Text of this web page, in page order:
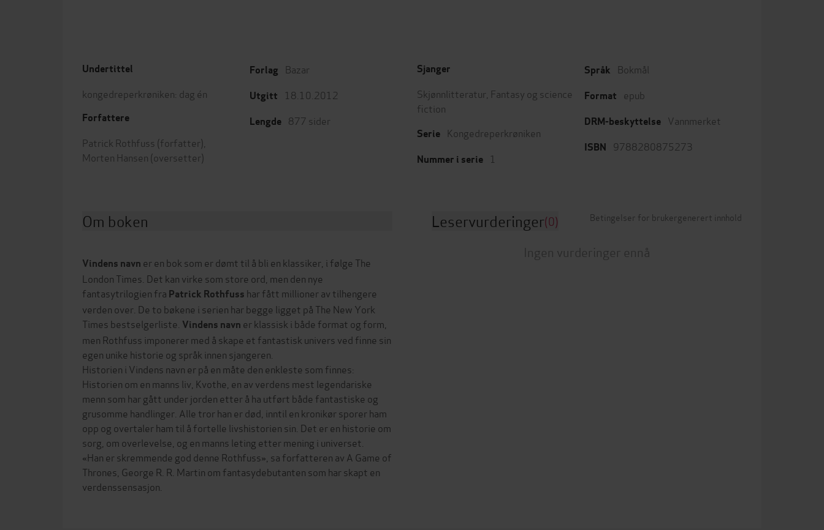
Undertittel
kongedreperkrøniken: dag én
Forfattere
Patrick Rothfuss (forfatter),
Morten Hansen (oversetter)
Forlag Bazar
Utgitt 18.10.2012
Lengde 877 sider
Sjanger
Skjønnlitteratur Fantasy og science
fiction
Serie Kongedreperkrøniken
Nummer i serie 1
Språk Bokmål
Format epub
DRM-beskyttelse Vannmerket
ISBN 9788280875273
Om boken
Vindens navn er en bok som er dømt til å bli en klassiker, i følge The
London Times. Det kan virke som store ord, men den nye
fantasytrilogien fra Patrick Rothfuss har fått millioner av tilhengere
verden over. De to bøkene i serien har begge ligget på The New York
Times bestselgerliste. Vindens navn er klassisk i både format og form,
men Rothfuss imponerer med å skape et fantastisk univers ved finne sin
egen unike historie og språk innen sjangeren.
Historien i Vindens navn er på en måte den enkleste som finnes:
Historien om en manns liv, Kvothe, en av verdens mest legendariske
menn som har gått under jorden etter å ha utført både fantastiske og
grusomme handlinger. Alle tror han er død, inntil en kronikør sporer ham
opp og overtaler ham til å fortelle livshistorien sin. Det er en historie om
sorg, om overlevelse, og en manns leting etter mening i universet.
«Han er skremmende god denne Rothfuss», sa forfatteren av A Game of
Thrones, George R. R. Martin om fantasydebutanten som har skapt en
verdenssensasjon.
Leservurderinger(0) Betingelser for brukergenerert innhold
Ingen vurderinger ennå